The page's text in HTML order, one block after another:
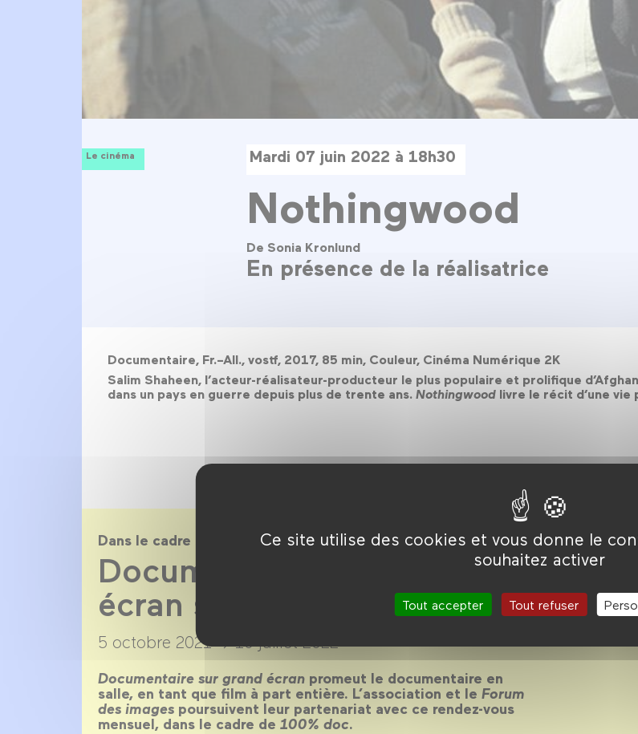
Ce site utilise des cookies et vous donne le
souhaitez activer
Tout accepter Tout refuser
Le cinéma Mardi 07 juin 2022 à 18h30
Nothingwood
De Sonia Kronlund
En présence de la réalisatrice
Documentaire, Fr.–All., vostf, 2017, 85 min, Couleur, Cinéma Numérique 2K
Salim Shaheen, l’acteur-réalisateur-producteur le plus populaire et prolifique
dans un pays en guerre depuis plus de trente ans. Nothingwood livre le récit d’une vie
Dans le cadre de
Documentaire sur grand
écran saison 2021-2022
5 octobre 2021 → 10 juillet 2022
Documentaire sur grand écran promeut le documentaire en
salle, en tant que film à part entière. L’association et le Forum
des images poursuivent leur partenariat avec ce rendez-vous
mensuel, dans le cadre de 100% doc.